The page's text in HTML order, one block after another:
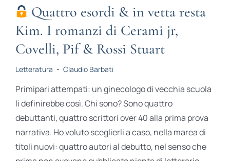
Quattro esordi & in vetta resta
Kim. I romanzi di Cerami jr,
Covelli, Pif & Rossi Stuart
Letteratura - Claudio Barbati
Primipari attempati: un ginecologo di vecchia scuola
li definirebbe così. Chi sono? Sono quattro
debuttanti, quattro scrittori over 40 alla prima prova
narrativa. Ho voluto sceglierli a caso, nella marea di
titoli nuovi: quattro autori al debutto, nel senso che